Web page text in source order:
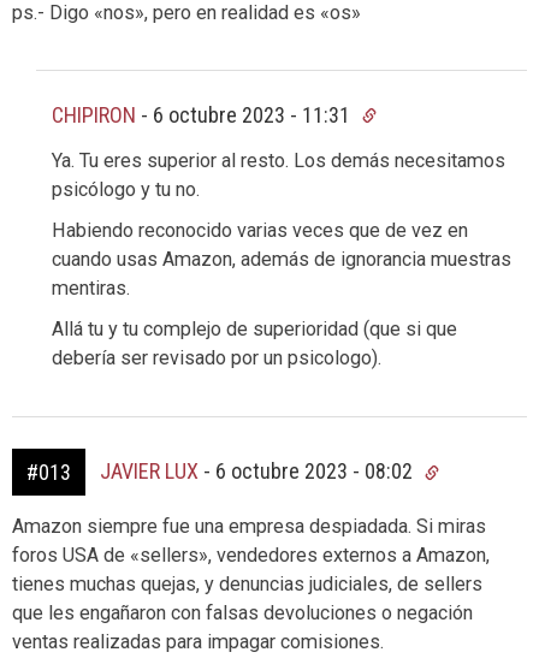
ps.- Digo «nos», pero en realidad es «os»
CHIPIRON - 6 octubre 2023 - 11:31
Ya. Tu eres superior al resto. Los demás necesitamos
psicólogo y tu no.
Habiendo reconocido varias veces que de vez en
cuando usas Amazon, además de ignorancia muestras
mentiras.
Allá tu y tu complejo de superioridad (que si que
debería ser revisado por un psicologo).
#013 JAVIER LUX - 6 octubre 2023 - 08:02
Amazon siempre fue una empresa despiadada. Si miras
foros USA de «sellers», vendedores externos a Amazon,
tienes muchas quejas, y denuncias judiciales, de sellers
que les engañaron con falsas devoluciones o negación
ventas realizadas para impagar comisiones.